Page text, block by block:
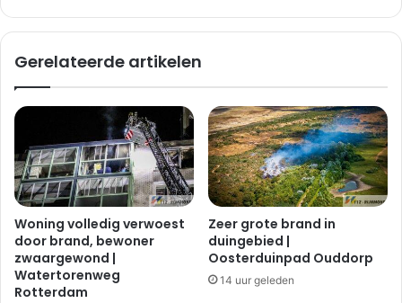
Gerelateerde artikelen
Woning volledig verwoest
door brand, bewoner
zwaargewond |
Watertorenweg
Rotterdam
Zeer grote brand in
duingebied |
Oosterduinpad Ouddorp
14 uur geleden